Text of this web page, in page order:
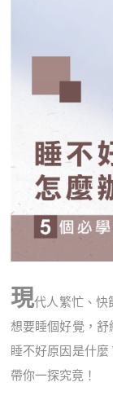
現代人繁忙、快
想要睡個好覺，
睡不好原因是什麼
帶你一探究竟！